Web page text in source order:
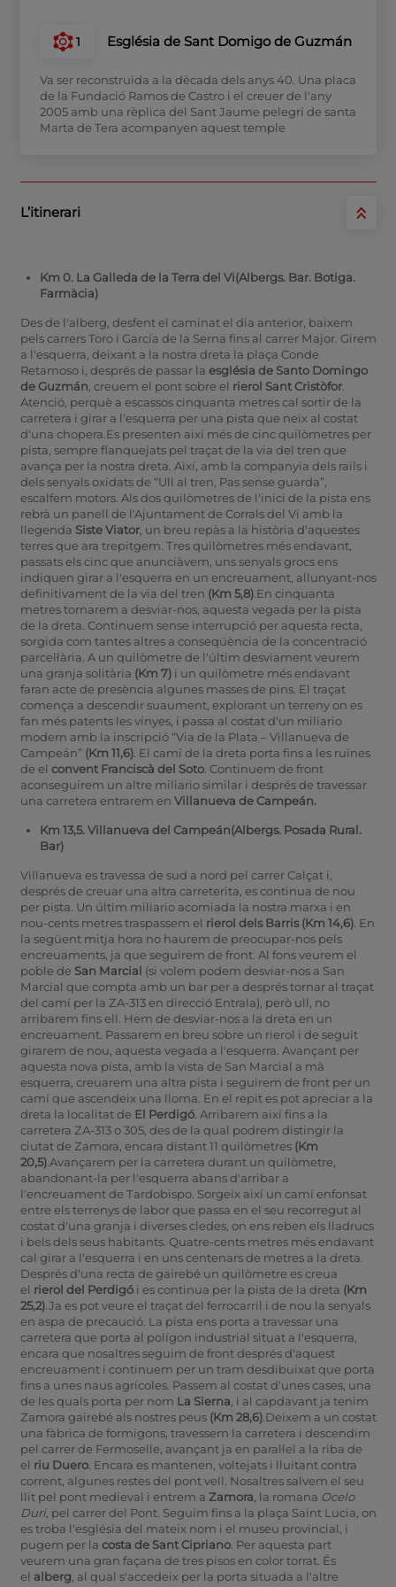
1 Església de Sant Domigo de Guzmán
Va ser reconstruïda a la dècada dels anys 40. Una placa
de la Fundació Ramos de Castro i el creuer de l'any
2005 amb una rèplica del Sant Jaume pelegrí de santa
Marta de Tera acompanyen aquest temple
L’itinerari
Km 0. La Galleda de la Terra del Vi(Albergs. Bar. Botiga.
Farmàcia)
Des de l'alberg, desfent el caminat el dia anterior, baixem
pels carrers Toro i García de la Serna fins al carrer Major. Girem
a l'esquerra, deixant a la nostra dreta la plaça Conde
Retamoso i, després de passar la església de Santo Domingo
de Guzmán , creuem el pont sobre el rierol Sant Cristòfor.
Atenció, perquè a escassos cinquanta metres cal sortir de la
carretera i girar a l'esquerra per una pista que neix al costat
d'una chopera.Es presenten així més de cinc quilòmetres per
pista, sempre flanquejats pel traçat de la via del tren que
avança per la nostra dreta. Així, amb la companyia dels raïls i
dels senyals oxidats de “Ull al tren, Pas sense guarda”,
escalfem motors. Als dos quilòmetres de l'inici de la pista ens
rebrà un panell de l'Ajuntament de Corrals del Vi amb la
llegenda Siste Viator, un breu repàs a la història d'aquestes
terres que ara trepitgem. Tres quilòmetres més endavant,
passats els cinc que anunciàvem, uns senyals grocs ens
indiquen girar a l'esquerra en un encreuament, allunyant-nos
definitivament de la via del tren (Km 5,8).En cinquanta
metres tornarem a desviar-nos, aquesta vegada per la pista
de la dreta. Continuem sense interrupció per aquesta recta,
sorgida com tantes altres a conseqüència de la concentració
parcel·lària. A un quilòmetre de l'últim desviament veurem
una granja solitària (Km 7)i un quilòmetre més endavant
faran acte de presència algunes masses de pins. El traçat
comença a descendir suaument, explorant un terreny on es
fan més patents les vinyes, i passa al costat d'un miliario
modern amb la inscripció “Via de la Plata – Villanueva de
Campeán” (Km 11,6). El camí de la dreta porta fins a les ruïnes
de el convent Franciscà del Soto. Continuem de front
aconseguirem un altre miliario similar i després de travessar
una carretera entrarem en Villanueva de Campeán.
Km 13,5. Villanueva del Campeán(Albergs. Posada Rural.
Bar)
Villanueva es travessa de sud a nord pel carrer Calçat i,
després de creuar una altra carreterita, es continua de nou
per pista. Un últim miliario acomiada la nostra marxa i en
nou-cents metres traspassem el rierol dels Barris (Km 14,6). En
la següent mitja hora no haurem de preocupar-nos pels
encreuaments, ja que seguirem de front. Al fons veurem el
poble de San Marcial (si volem podem desviar-nos a San
Marcial que compta amb un bar per a després tornar al traçat
del camí per la ZA-313 en direcció Entrala), però ull, no
arribarem fins ell. Hem de desviar-nos a la dreta en un
encreuament. Passarem en breu sobre un rierol i de seguit
girarem de nou, aquesta vegada a l'esquerra. Avançant per
aquesta nova pista, amb la vista de San Marcial a mà
esquerra, creuarem una altra pista i seguirem de front per un
camí que ascendeix una lloma. En el repit es pot apreciar a la
dreta la localitat de El Perdigó. Arribarem així fins a la
carretera ZA-313 o 305, des de la qual podrem distingir la
ciutat de Zamora, encara distant 11 quilòmetres (Km
20,5).Avançarem per la carretera durant un quilòmetre,
abandonant-la per l'esquerra abans d'arribar a
l'encreuament de Tardobispo. Sorgeix així un camí enfonsat
entre els terrenys de labor que passa en el seu recorregut al
costat d'una granja i diverses cledes, on ens reben els lladrucs
i bels dels seus habitants. Quatre-cents metres més endavant
cal girar a l'esquerra i en uns centenars de metres a la dreta.
Després d'una recta de gairebé un quilòmetre es creua
el rierol del Perdigói es continua per la pista de la dreta (Km
25,2).Ja es pot veure el traçat del ferrocarril i de nou la senyals
en aspa de precaució. La pista ens porta a travessar una
carretera que porta al polígon industrial situat a l'esquerra,
encara que nosaltres seguim de front després d'aquest
encreuament i continuem per un tram desdibuixat que porta
fins a unes naus agrícoles. Passem al costat d'unes cases, una
de les quals porta per nom La Sierna , i al capdavant ja tenim
Zamora gairebé als nostres peus (Km 28,6).Deixem a un costat
una fàbrica de formigons, travessem la carretera i descendim
pel carrer de Fermoselle, avançant ja en paral·lel a la riba de
el riu Duero. Encara es mantenen, voltejats i lluitant contra
corrent, algunes restes del pont vell. Nosaltres salvem el seu
llit pel pont medieval i entrem a Zamora , la romana Ocelo
Duri, pel carrer del Pont. Seguim fins a la plaça Saint Lucia, on
es troba l'església del mateix nom i el museu provincial, i
pugem per la costa de Sant Cipriano. Per aquesta part
veurem una gran façana de tres pisos en color torrat. És
el alberg , al qual s'accedeix per la porta situada a l'altre